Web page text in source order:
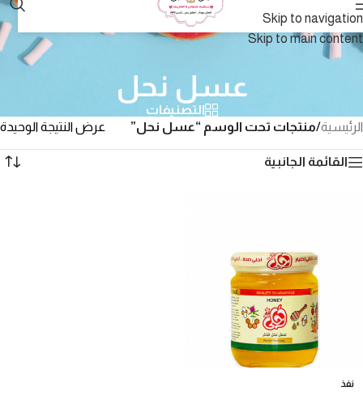
Skip to navigation
Skip to main content
عسل نحل
التصنيفات
الرئيسية/منتجات تحت الوسم “عسل نحل” عرض النتيجة الوحيدة
القائمة الجانبية
نفذ